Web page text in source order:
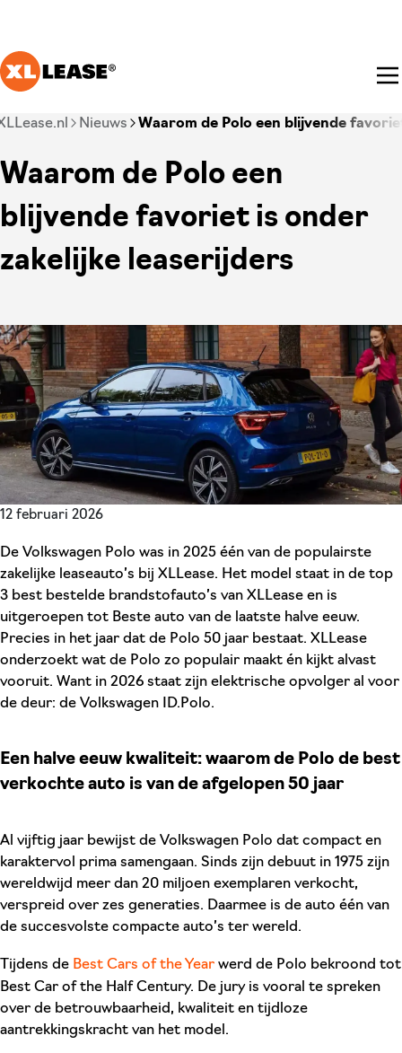
Je bent nu voorbij het hoofdmenu
Nieuws Waarom de Polo een blijvende
Waarom de Polo een
blijvende favoriet is onder
zakelijke leaserijders
12 februari 2026
De Volkswagen Polo was in 2025 één van de populairste
zakelijke leaseauto’s bij XLLease. Het model staat in de top
3 best bestelde brandstofauto’s van XLLease en is
uitgeroepen tot Beste auto van de laatste halve eeuw.
Precies in het jaar dat de Polo 50 jaar bestaat. XLLease
onderzoekt wat de Polo zo populair maakt én kijkt alvast
vooruit. Want in 2026 staat zijn elektrische opvolger al voor
de deur: de Volkswagen ID.Polo.
Een halve eeuw kwaliteit: waarom de Polo de best
verkochte auto is van de afgelopen 50 jaar
Al vijftig jaar bewijst de Volkswagen Polo dat compact en
karaktervol prima samengaan. Sinds zijn debuut in 1975 zijn
wereldwijd meer dan 20 miljoen exemplaren verkocht,
verspreid over zes generaties. Daarmee is de auto één van
de succesvolste compacte auto’s ter wereld.
Tijdens de Best Cars of the Year werd de Polo bekroond tot
Best Car of the Half Century. De jury is vooral te spreken
over de betrouwbaarheid, kwaliteit en tijdloze
aantrekkingskracht van het model.